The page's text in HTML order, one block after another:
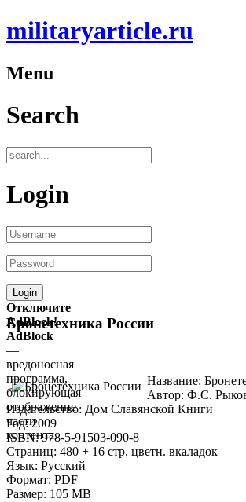
militaryarticle.ru
Menu
Search
Login
Отключите
AdBlock!
AdBlock
—
вредоносная
программа,
блокирующая
отображение
части
контента.
Бронетехника России
Название:
Автор: Ф.С.
Издательство: Дом Славянской Книги
Год: 2009
ISBN: 978-5-91503-090-8
Страниц: 480 + 16 стр. цветн. вкаладок
Язык: Русский
Формат: PDF
Размер: 105 MB